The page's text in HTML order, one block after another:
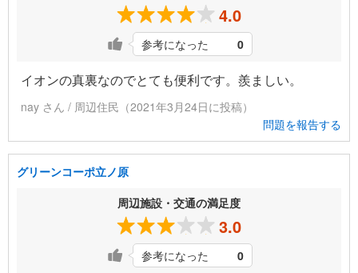
4.0
参考になった 0
イオンの真裏なのでとても便利です。羨ましい。
nay さん / 周辺住民（2021年3月24日に投稿）
問題を報告する
グリーンコーポ立ノ原
周辺施設・交通の満足度
3.0
参考になった 0